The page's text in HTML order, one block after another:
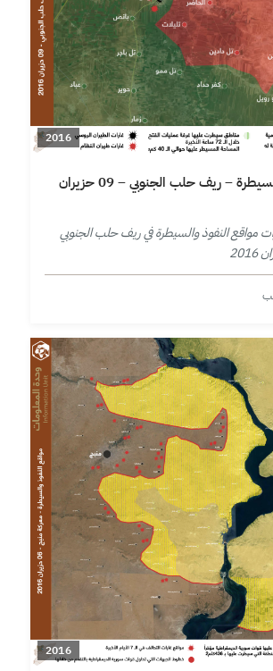
2016
مواقع النفوذ والسيطرة – ريف حلب الجنوبي – 09 حزيران
مواقع النفوذ والسيطرة في ريف حلب الجنوبي
2016